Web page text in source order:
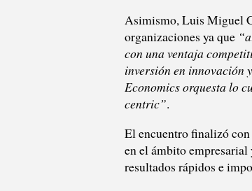
Asimismo, Luis Miguel
organizaciones ya que
con una ventaja
inversión en innovación
Economics orquesta lo
centric”.
El encuentro finalizó con
en el ámbito empresarial
resultados rápidos e